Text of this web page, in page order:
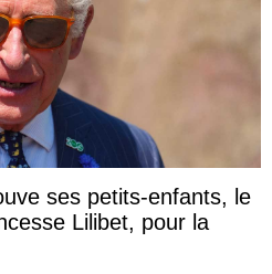
ses petits-enfants, le
Lilibet, pour la